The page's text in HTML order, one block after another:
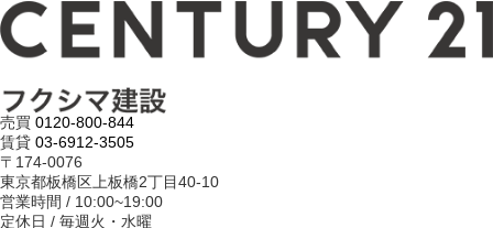
売買 0120-800-844
賃貸 03-6912-3505
〒174-0076
東京都板橋区上板橋2丁目40-10
営業時間 / 10:00~19:00
定休日 / 毎週火・水曜